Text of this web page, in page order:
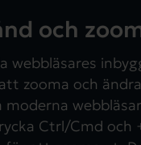
och
webbläsares
zooma och
Ctrl/Cmd och